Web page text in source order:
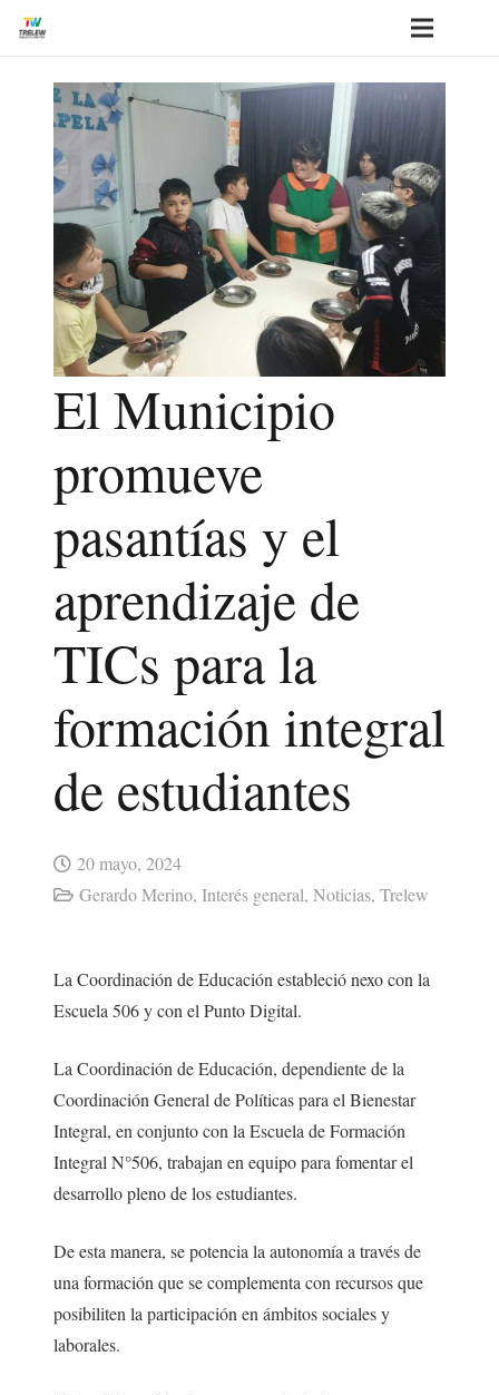
El Municipio
promueve
pasantías y el
aprendizaje de
TICs para la
formación integral
de estudiantes
20 mayo, 2024
Gerardo Merino, Interés general, Noticias, Trelew
La Coordinación de Educación estableció nexo con la
Escuela 506 y con el Punto Digital.
La Coordinación de Educación, dependiente de la
Coordinación General de Políticas para el Bienestar
Integral, en conjunto con la Escuela de Formación
Integral N°506, trabajan en equipo para fomentar el
desarrollo pleno de los estudiantes.
De esta manera, se potencia la autonomía a través de
una formación que se complementa con recursos que
posibiliten la participación en ámbitos sociales y
laborales.